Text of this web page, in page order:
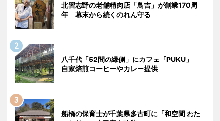
北習志野の老舗精肉店「鳥吉」が創業170周
年 幕末から続くのれん守る
八千代「52間の縁側」にカフェ「PUKU」
自家焙煎コーヒーやカレー提供
船橋の保育士が千葉県多古町に「和空間 わた